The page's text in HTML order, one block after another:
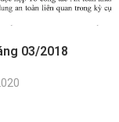
03/2018